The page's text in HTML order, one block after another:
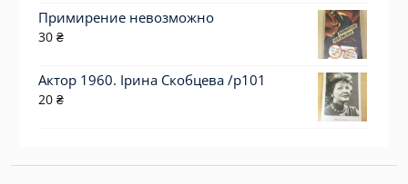
Примирение невозможно
30 ₴
Актор 1960. Ірина Скобцева /p101
20 ₴